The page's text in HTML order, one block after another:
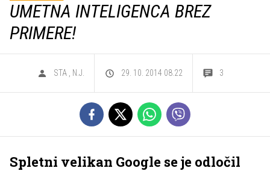
UMETNA INTELIGENCA BREZ
PRIMERE!
STA N.J. 29. 10. 2014 08.22 3
Spletni velikan Google se je odločil